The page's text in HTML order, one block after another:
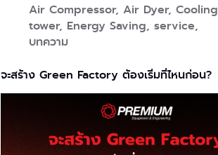
Air Compressor, Air Dyer,Cooling
tower, Energy Saving,service,
บทความ
จะสร้าง Green Factory ต้องเริ่มที่ไหนก่อน?